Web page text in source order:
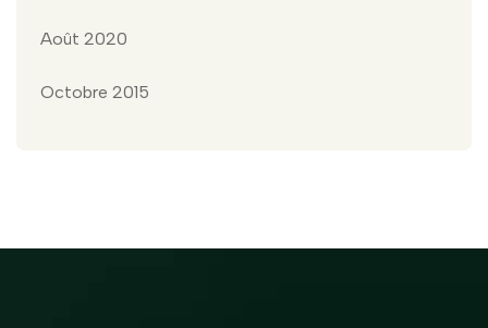
Août 2020
Octobre 2015